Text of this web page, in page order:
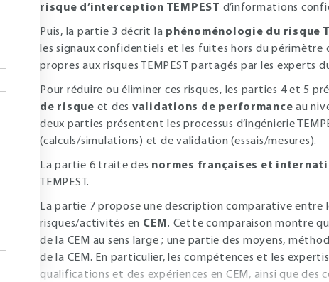
risque d’interception TEMPEST d’informations
Puis, la partie 3 décrit la phénoménologie du risque
les signaux confidentiels et les fuites hors du
propres aux risques TEMPEST partagés par les experts
Pour réduire ou éliminer ces risques, les parties 4 et 5
de risque et des validations de performance au
deux parties présentent les processus d’ingénierie
(calculs/simulations) et de validation (essais/mesures).
La partie 6 traite des normes françaises et
TEMPEST.
La partie 7 propose une description comparative entre
risques/activités en CEM . Cette comparaison montre
de la CEM au sens large ; une partie des moyens,
de la CEM. En particulier, les compétences et les
qualifications et des expériences en CEM, ainsi que des